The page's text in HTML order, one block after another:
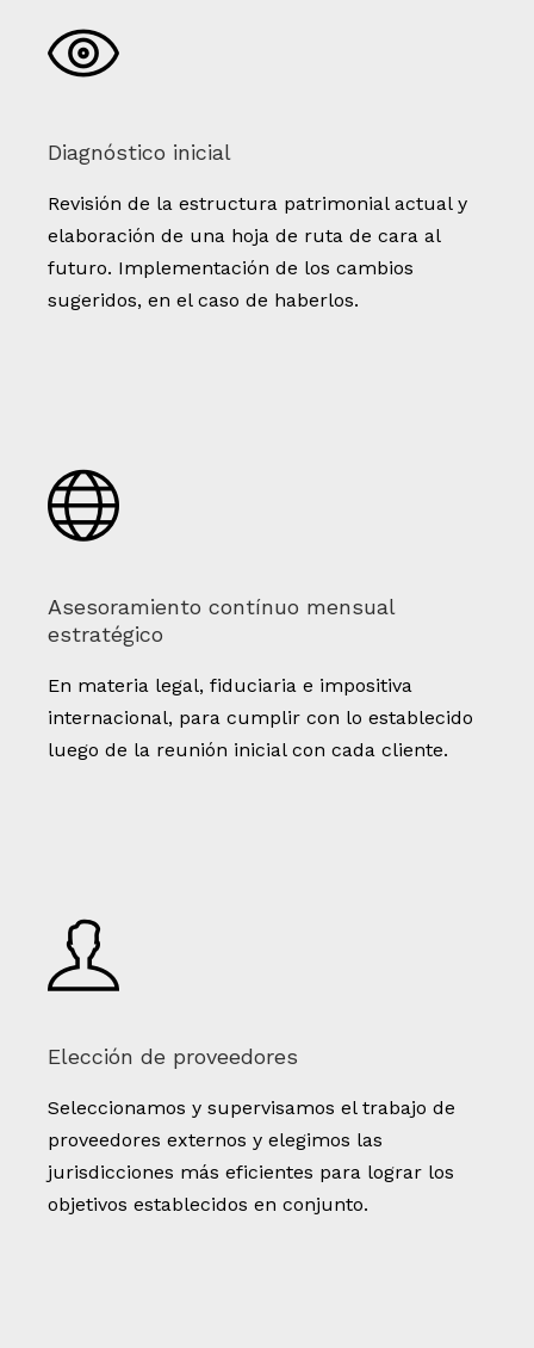
Diagnóstico inicial
Revisión de la estructura patrimonial actual y
elaboración de una hoja de ruta de cara al
futuro. Implementación de los cambios
sugeridos, en el caso de haberlos.
Asesoramiento contínuo mensual
estratégico
En materia legal, fiduciaria e impositiva
internacional, para cumplir con lo establecido
luego de la reunión inicial con cada cliente.
Elección de proveedores
Seleccionamos y supervisamos el trabajo de
proveedores externos y elegimos las
jurisdicciones más eficientes para lograr los
objetivos establecidos en conjunto.